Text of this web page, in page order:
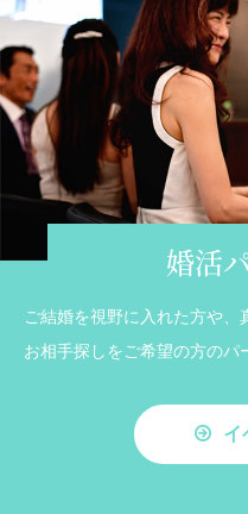
婚活
ご結婚を視野に入れた方や、
お相手探しをご希望の方のパ
イ